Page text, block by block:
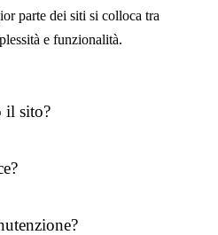
parte dei siti si colloca tra
e funzionalità.
il sito?